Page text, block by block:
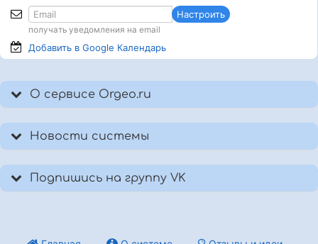
Настроить
получать уведомления на email
Добавить в Google Календарь
О сервисе Orgeo.ru
Новости системы
Подпишись на группу VK